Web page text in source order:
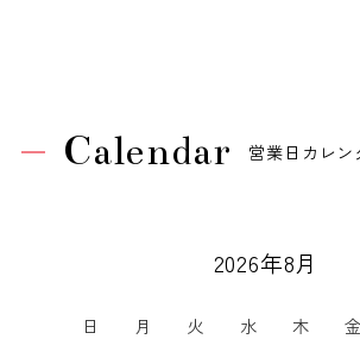
Calendar 営業日カレン
2026年8月
日 月 火 水 木 金